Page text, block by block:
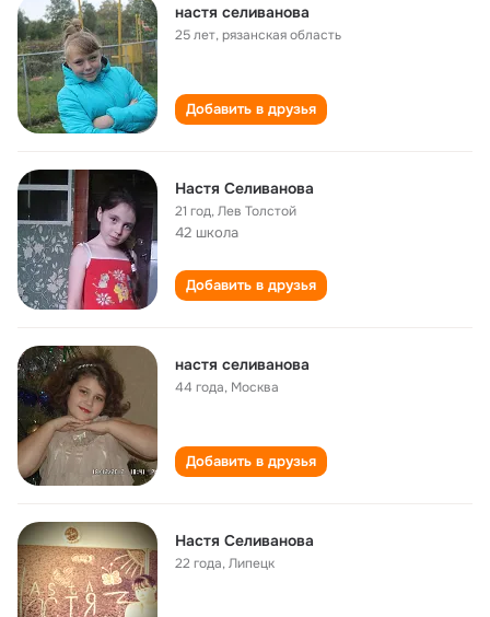
настя селиванова
25 лет,рязанская область
Добавить в друзья
Настя Селиванова
21 год,Лев Толстой
42 школа
Добавить в друзья
настя селиванова
44 года, Москва
Добавить в друзья
Настя Селиванова
22 года,Липецк